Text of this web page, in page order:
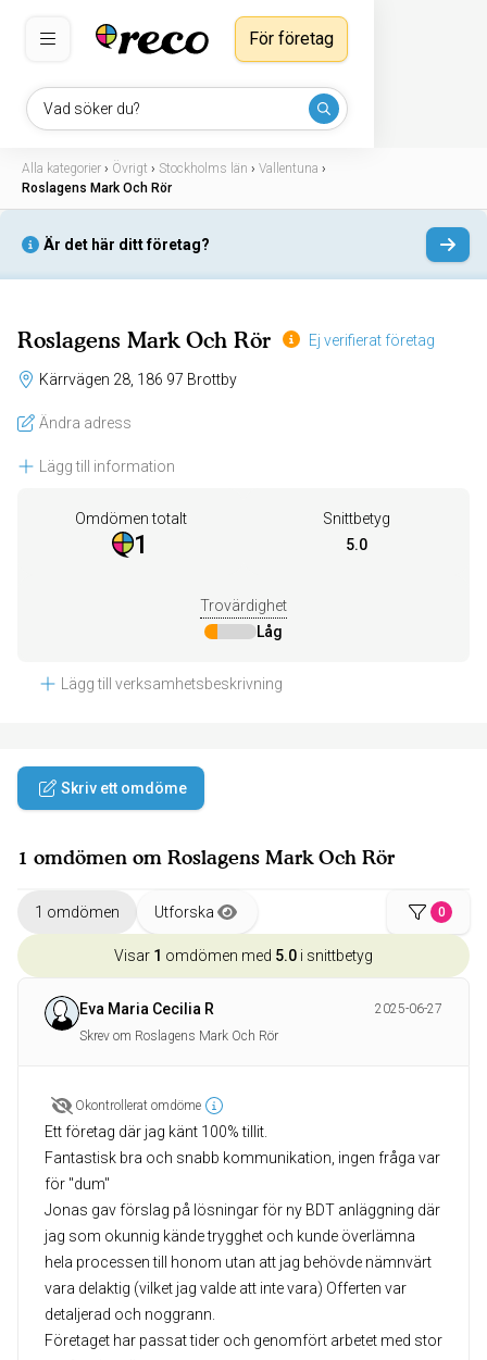
Vad söker du?
För företag
Alla kategorier › Övrigt › Stockholms län › Vallentuna ›
Roslagens Mark Och Rör
Är det här ditt företag?
Roslagens Mark Och Rör Ej verifierat företag
Kärrvägen 28, 186 97 Brottby
Ändra adress
Lägg till information
Omdömen totalt
1
Snittbetyg
5.0
Trovärdighet
Låg
Lägg till verksamhetsbeskrivning
Skriv ett omdöme
1 omdömen om Roslagens Mark Och Rör
1 omdömen Utforska 0
Visar 1 omdömen med 5.0 i snittbetyg
Eva Maria Cecilia R
2025-06-27
Skrev om Roslagens Mark Och Rör
Okontrollerat omdöme
Ett företag där jag känt 100% tillit.
Fantastisk bra och snabb kommunikation, ingen fråga var
för "dum"
Jonas gav förslag på lösningar för ny BDT anläggning där
jag som okunnig kände trygghet och kunde överlämna
hela processen till honom utan att jag behövde nämnvärt
vara delaktig (vilket jag valde att inte vara) Offerten var
detaljerad och noggrann.
Företaget har passat tider och genomfört arbetet med stor